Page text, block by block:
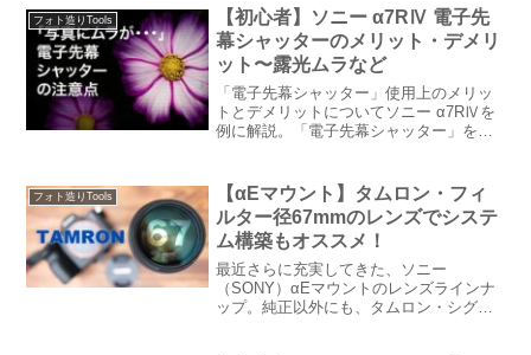
ス機能を活かしたスナップが楽しめるレ
ンズとしておススメです。本レンズの優
れた描写を作例と一緒にご紹介していま
す。
フォト造りTools
【初心者】ソニー α7RⅣ 電子先
幕シャッターのメリット・デメリ
ット〜露光ムラなど
「電子先幕シャッター」使用上のメリッ
トとデメリットについてソニー α7RⅣを
例に解説。「電子先幕シャッター」を理
光ムラ」や「玉ボケの欠け」などの問題
点についてカメラ初心者にも分かりやす
い様にお話ししていきます。
フォト造りTools
【αEマウント】タムロン・フィ
ルター径67mmのレンズでシステ
ム構築もオススメ！
最近さらに充実してきた、ソニー
（SONY）αEマウントのレンズラインナ
ップ。純正以外にも、タムロン・シグマ